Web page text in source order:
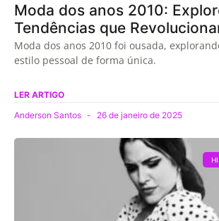
Moda dos anos 2010:
Tendências que
Moda dos anos 2010 foi ousada,
estilo pessoal de forma única.
LER ARTIGO
Anderson Santos
26 de janeiro de 2025